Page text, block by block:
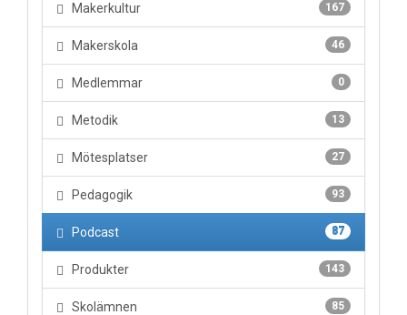
167
Makerkultur
46
Makerskola
0
Medlemmar
13
Metodik
27
Mötesplatser
93
Pedagogik
87
Podcast
143
Produkter
85
Skolämnen